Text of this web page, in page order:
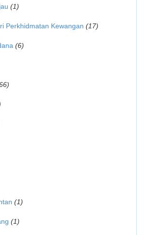
(1)
Perkhidmatan Kewangan (17)
(6)
(1)
(1)